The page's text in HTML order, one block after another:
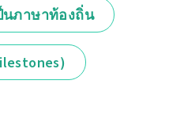
นภาษาท้องถิ่น